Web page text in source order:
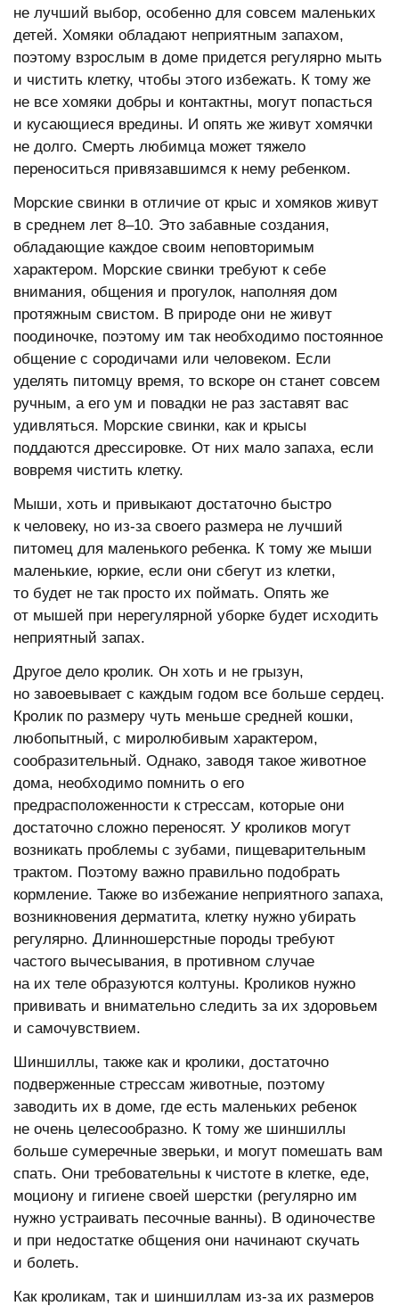
не лучший выбор, особенно для совсем маленьких
детей. Хомяки обладают неприятным запахом,
поэтому взрослым в доме придется регулярно мыть
и чистить клетку, чтобы этого избежать. К тому же
не все хомяки добры и контактны, могут попасться
и кусающиеся вредины. И опять же живут хомячки
не долго. Смерть любимца может тяжело
переноситься привязавшимся к нему ребенком.
Морские свинки в отличие от крыс и хомяков живут
в среднем лет 8–10. Это забавные создания,
обладающие каждое своим неповторимым
характером. Морские свинки требуют к себе
внимания, общения и прогулок, наполняя дом
протяжным свистом. В природе они не живут
поодиночке, поэтому им так необходимо постоянное
общение с сородичами или человеком. Если
уделять питомцу время, то вскоре он станет совсем
ручным, а его ум и повадки не раз заставят вас
удивляться. Морские свинки, как и крысы
поддаются дрессировке. От них мало запаха, если
вовремя чистить клетку.
Мыши, хоть и привыкают достаточно быстро
к человеку, но из-за своего размера не лучший
питомец для маленького ребенка. К тому же мыши
маленькие, юркие, если они сбегут из клетки,
то будет не так просто их поймать. Опять же
от мышей при нерегулярной уборке будет исходить
неприятный запах.
Другое дело кролик. Он хоть и не грызун,
но завоевывает с каждым годом все больше сердец.
Кролик по размеру чуть меньше средней кошки,
любопытный, с миролюбивым характером,
сообразительный. Однако, заводя такое животное
дома, необходимо помнить о его
предрасположенности к стрессам, которые они
достаточно сложно переносят. У кроликов могут
возникать проблемы с зубами, пищеварительным
трактом. Поэтому важно правильно подобрать
кормление. Также во избежание неприятного запаха,
возникновения дерматита, клетку нужно убирать
регулярно. Длинношерстные породы требуют
частого вычесывания, в противном случае
на их теле образуются колтуны. Кроликов нужно
прививать и внимательно следить за их здоровьем
и самочувствием.
Шиншиллы, также как и кролики, достаточно
подверженные стрессам животные, поэтому
заводить их в доме, где есть маленьких ребенок
не очень целесообразно. К тому же шиншиллы
больше сумеречные зверьки, и могут помешать вам
спать. Они требовательны к чистоте в клетке, еде,
моциону и гигиене своей шерстки (регулярно им
нужно устраивать песочные ванны). В одиночестве
и при недостатке общения они начинают скучать
и болеть.
Как кроликам, так и шиншиллам из-за их размеров